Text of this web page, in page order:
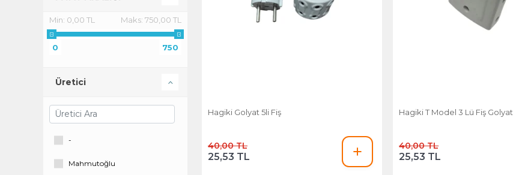
Hagiki Golyat 5li Fiş
40,00 TL
25,53 TL
Hagiki T Model 3 Lü Fiş Golyat
40,00 TL
25,53 TL
VİKO
Min: 0,00 TL Maks: 750,00 TL
0 750
Üretici
-
Mahmutoğlu